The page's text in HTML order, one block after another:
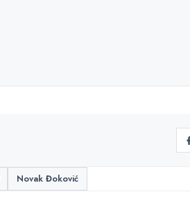
Novak Đoković